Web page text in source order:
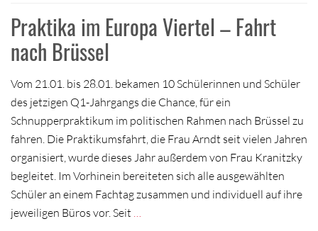
Praktika im Europa Viertel – Fahrt
nach Brüssel
Vom 21.01. bis 28.01. bekamen 10 Schülerinnen und Schüler
des jetzigen Q1-Jahrgangs die Chance, für ein
Schnupperpraktikum im politischen Rahmen nach Brüssel zu
fahren. Die Praktikumsfahrt, die Frau Arndt seit vielen Jahren
organisiert, wurde dieses Jahr außerdem von Frau Kranitzky
begleitet. Im Vorhinein bereiteten sich alle ausgewählten
Schüler an einem Fachtag zusammen und individuell auf ihre
jeweiligen Büros vor. Seit …